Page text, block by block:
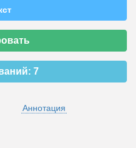
7
Аннотация